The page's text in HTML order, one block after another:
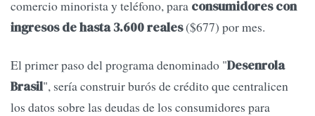
comercio minorista y teléfono, para consumidores con
ingresos de hasta 3.600 reales($677) por mes.
El primer paso del programa denominado "Desenrola
Brasil", sería construir burós de crédito que centralicen
los datos sobre las deudas de los consumidores para